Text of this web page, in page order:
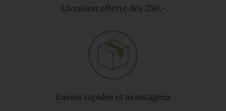
Livraison offerte dès 250.-
Envois rapides et avantageux